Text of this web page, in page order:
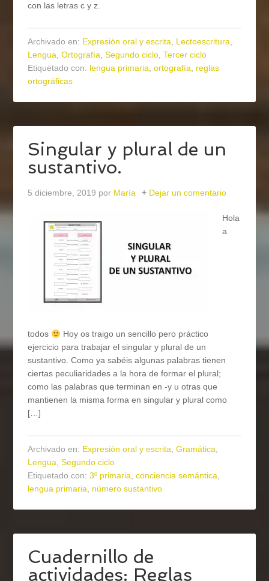
con las letras c y z.
Archivado en: Expresión oral y escrita, Lectoescritura,
Lengua,Ortografía,Segundo ciclo,Tercer ciclo
Etiquetado con: lengua primaria,ortografía, reglas
ortográficas
Singular y plural de un
sustantivo.
5 diciembre, 2019 por María Dejar un comentario
Hola
a
todos
Hoy os traigo un sencillo pero práctico
ejercicio para trabajar el singular y plural de un
sustantivo. Como ya sabéis algunas palabras tienen
ciertas peculiaridades a la hora de formar el plural;
como las palabras que terminan en -y u otras que
mantienen la misma forma en singular y plural como
[…]
Archivado en: Expresión oral y escrita,Gramática,
Lengua,Segundo ciclo
Etiquetado con:3º primaria,conciencia semántica,
lengua primaria, número sustantivo
Cuadernillo de
actividades: Reglas